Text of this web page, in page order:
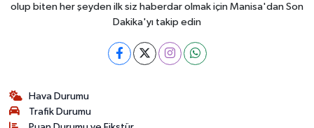
olup biten her şeyden ilk siz haberdar olmak için Manisa'dan Son
Dakika'yı takip edin
Hava Durumu
Trafik Durumu